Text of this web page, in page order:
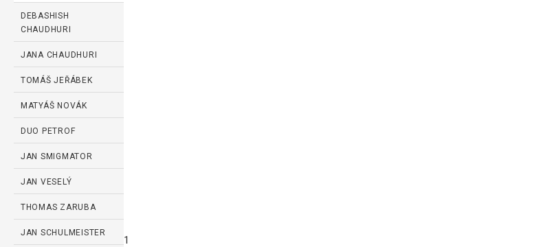
DEBASHISH
CHAUDHURI
JANA CHAUDHURI
TOMÁŠ JEŘÁBEK
MATYÁŠ NOVÁK
DUO PETROF
JAN SMIGMATOR
JAN VESELÝ
THOMAS ZARUBA
JAN SCHULMEISTER
1